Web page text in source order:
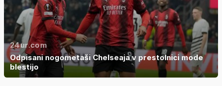
24ur.com
Odpisani nogometaši Chelseaja v prestolnici mode
blestijo